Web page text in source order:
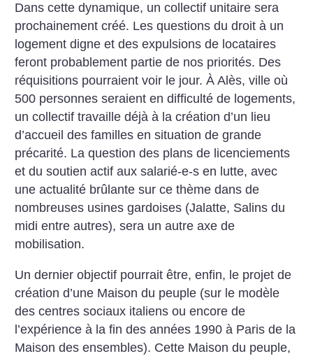
Dans cette dynamique, un collectif unitaire sera
prochainement créé. Les questions du droit à un
logement digne et des expulsions de locataires
feront probablement partie de nos priorités. Des
réquisitions pourraient voir le jour. À Alès, ville où
500 personnes seraient en difficulté de logements,
un collectif travaille déjà à la création d’un lieu
d’accueil des familles en situation de grande
précarité. La question des plans de licenciements
et du soutien actif aux salarié-e-s en lutte, avec
une actualité brûlante sur ce thème dans de
nombreuses usines gardoises (Jalatte, Salins du
midi entre autres), sera un autre axe de
mobilisation.
Un dernier objectif pourrait être, enfin, le projet de
création d’une Maison du peuple (sur le modèle
des centres sociaux italiens ou encore de
l’expérience à la fin des années 1990 à Paris de la
Maison des ensembles). Cette Maison du peuple,